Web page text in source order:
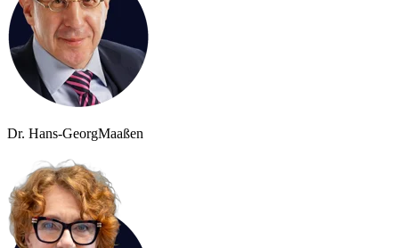
Dr. Hans-GeorgMaaßen